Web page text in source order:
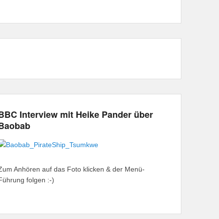
Interview mit Heike Pander über
Anhören auf das Foto klicken & der Menü-
folgen :-)